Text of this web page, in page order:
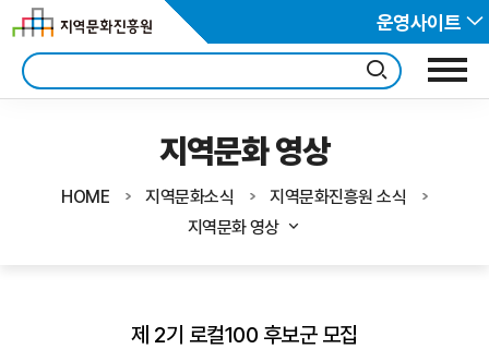
운영사이트
지역문화 영상
HOME 지역문화소식
지역문화진흥원 소식
지역문화 영상
제 2기 로컬100 후보군 모집